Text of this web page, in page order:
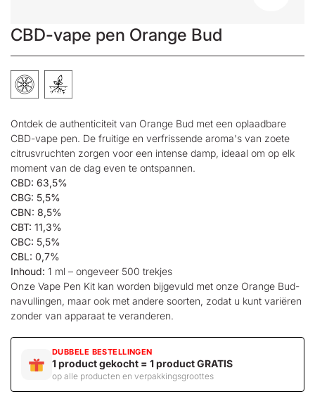
CBD-vape pen Orange Bud
Ontdek de authenticiteit van Orange Bud met een oplaadbare
CBD-vape pen. De fruitige en verfrissende aroma's van zoete
citrusvruchten zorgen voor een intense damp, ideaal om op elk
moment van de dag even te ontspannen.
CBD: 63,5%
CBG: 5,5%
CBN: 8,5%
CBT: 11,3%
CBC: 5,5%
CBL: 0,7%
Inhoud: 1 ml – ongeveer 500 trekjes
Onze Vape Pen Kit kan worden bijgevuld met onze Orange Bud-
navullingen, maar ook met andere soorten, zodat u kunt variëren
zonder van apparaat te veranderen.
DUBBELE BESTELLINGEN
1 product gekocht = 1 product GRATIS
op alle producten en verpakkingsgroottes